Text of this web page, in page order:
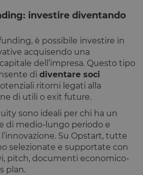
investire diventando
è possibile investire in
acquisendo una
dell’impresa. Questo tipo
di diventare soci
ritorni legati alla
di utili o exit future.
sono ideali per chi ha un
di medio-lungo periodo e
Su Opstart, tutte
selezionate e supportate con
pitch, documenti economico-
plan.
ricordate.
che possano
identificare
sito.
CookieScript
www.opstart.it
4
settimane
2 giorni
Script.com
ricordare le
consenso
cookie dei
visitatori. È
necessario
il banner dei